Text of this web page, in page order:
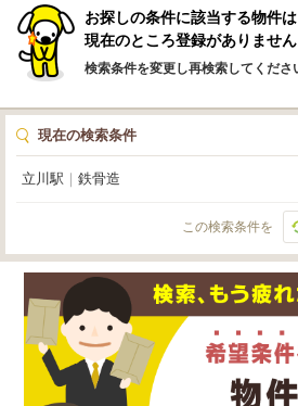
お探しの条件に該当する物件は
現在のところ登録がありません
検索条件を変更し再検索してくださ
現在の検索条件
立川駅 鉄骨造
この検索条件を